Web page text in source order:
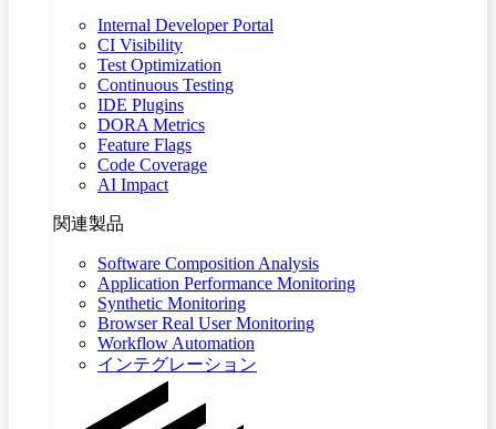
Internal Developer Portal
CI Visibility
Test Optimization
Continuous Testing
IDE Plugins
DORA Metrics
Feature Flags
Code Coverage
AI Impact
関連製品
Software Composition Analysis
Application Performance Monitoring
Synthetic Monitoring
Browser Real User Monitoring
Workflow Automation
インテグレーション